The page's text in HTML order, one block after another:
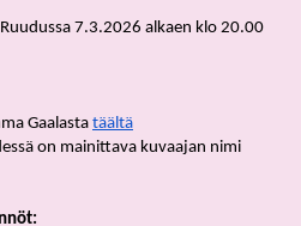
7.3.2026 alkaen klo 20.00
Gaalasta täältä
on mainittava kuvaajan nimi